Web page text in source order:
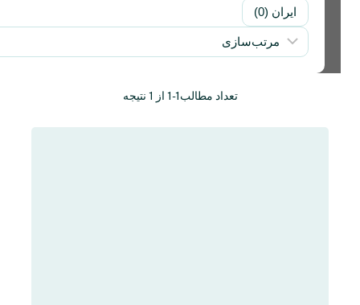
ایران (0)
تعداد مطالب1-1 از 1 نتیجه